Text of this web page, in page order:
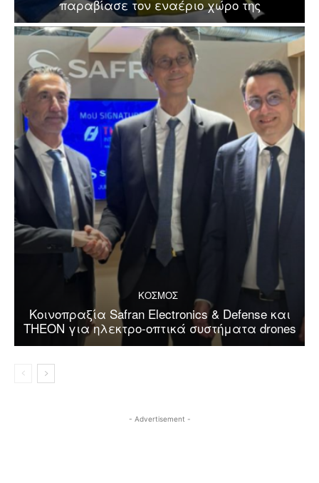
παραβίασε τον εναέριο χώρο της
ΚΟΣΜΟΣ
Κοινοπραξία Safran Electronics & Defense και
THEON για ηλεκτρο-οπτικά συστήματα drones
- Advertisement -